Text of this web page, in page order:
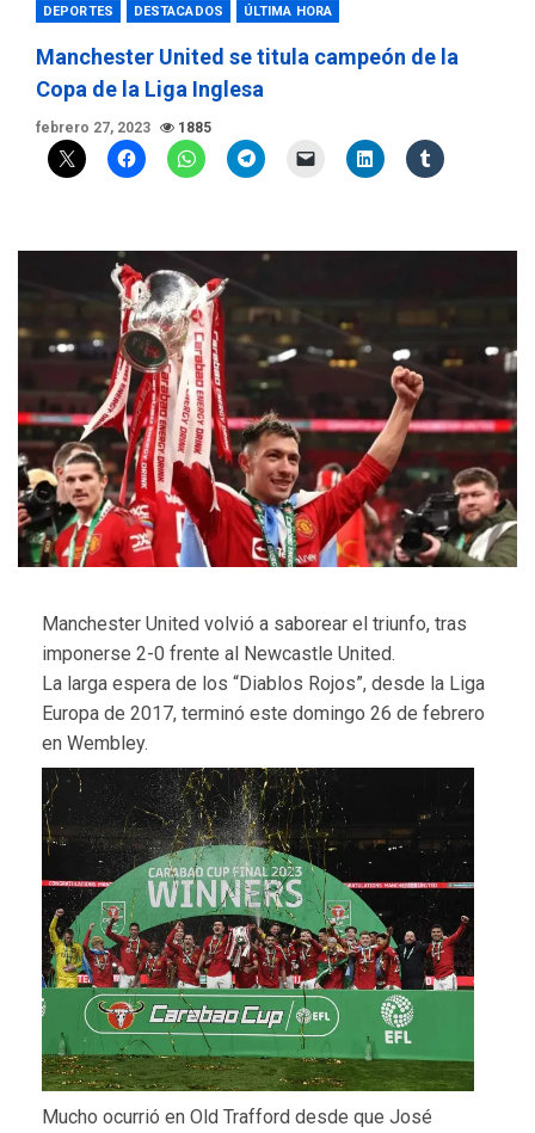
DEPORTES DESTACADOS ÚLTIMA HORA
Manchester United se titula campeón de la
Copa de la Liga Inglesa
febrero 27, 2023 1885
Manchester United volvió a saborear el triunfo, tras
imponerse 2-0 frente al Newcastle United.
La larga espera de los “Diablos Rojos”, desde la Liga
Europa de 2017, terminó este domingo 26 de febrero
en Wembley.
Mucho ocurrió en Old Trafford desde que José